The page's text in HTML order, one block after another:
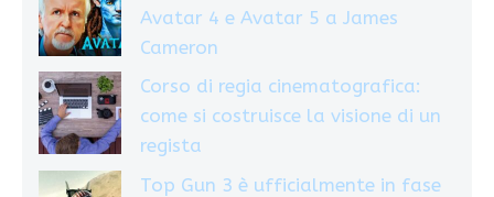
Avatar 4 e Avatar 5 a James
Cameron
Corso di regia cinematografica:
come si costruisce la visione di un
regista
Top Gun 3 è ufficialmente in fase